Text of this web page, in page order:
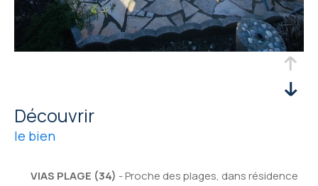
découvrir
le bien
VIAS PLAGE (34) - Proche des plages, dans résidence